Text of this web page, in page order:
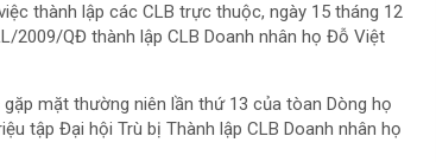
thành lập các CLB trực thuộc, ngày 15 tháng 12
2009/QĐ thành lập CLB Doanh nhân họ Đỗ Việt
mặt thường niên lần thứ 13 của tòan Dòng họ
tập Đại hội Trù bị Thành lập CLB Doanh nhân họ